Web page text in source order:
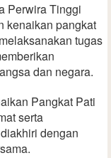
Perwira Tinggi
kenaikan pangkat
tugas
dan negara.
Pangkat Pati
serta
dengan